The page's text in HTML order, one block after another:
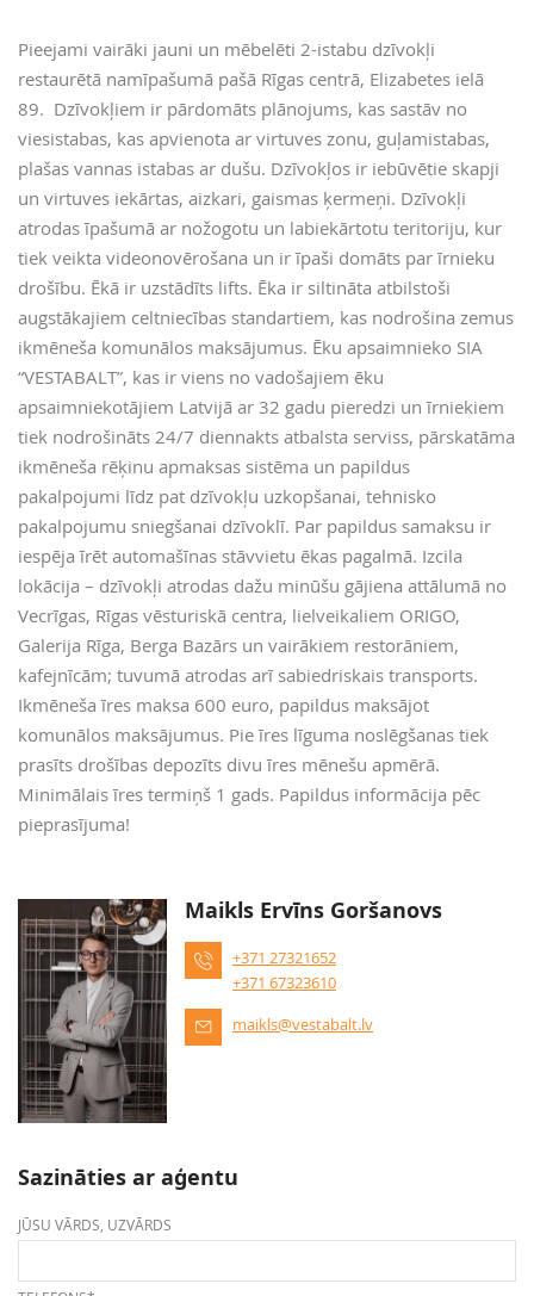
Pieejami vairāki jauni un mēbelēti 2-istabu dzīvokļi
restaurētā namīpašumā pašā Rīgas centrā, Elizabetes ielā
89. Dzīvokļiem ir pārdomāts plānojums, kas sastāv no
viesistabas, kas apvienota ar virtuves zonu, guļamistabas,
plašas vannas istabas ar dušu. Dzīvokļos ir iebūvētie skapji
un virtuves iekārtas, aizkari, gaismas ķermeņi. Dzīvokļi
atrodas īpašumā ar nožogotu un labiekārtotu teritoriju, kur
tiek veikta videonovērošana un ir īpaši domāts par īrnieku
drošību. Ēkā ir uzstādīts lifts. Ēka ir siltināta atbilstoši
augstākajiem celtniecības standartiem, kas nodrošina zemus
ikmēneša komunālos maksājumus. Ēku apsaimnieko SIA
“VESTABALT”, kas ir viens no vadošajiem ēku
apsaimniekotājiem Latvijā ar 32 gadu pieredzi un īrniekiem
tiek nodrošināts 24/7 diennakts atbalsta serviss, pārskatāma
ikmēneša rēķinu apmaksas sistēma un papildus
pakalpojumi līdz pat dzīvokļu uzkopšanai, tehnisko
pakalpojumu sniegšanai dzīvoklī. Par papildus samaksu ir
iespēja īrēt automašīnas stāvvietu ēkas pagalmā. Izcila
lokācija – dzīvokļi atrodas dažu minūšu gājiena attālumā no
Vecrīgas, Rīgas vēsturiskā centra, lielveikaliem ORIGO,
Galerija Rīga, Berga Bazārs un vairākiem restorāniem,
kafejnīcām; tuvumā atrodas arī sabiedriskais transports.
Ikmēneša īres maksa 600 euro, papildus maksājot
komunālos maksājumus. Pie īres līguma noslēgšanas tiek
prasīts drošības depozīts divu īres mēnešu apmērā.
Minimālais īres termiņš 1 gads. Papildus informācija pēc
pieprasījuma!
Maikls Ervīns Goršanovs
+371 27321652
+371 67323610
maikls@vestabalt.lv
Sazināties ar aģentu
JŪSU VĀRDS, UZVĀRDS